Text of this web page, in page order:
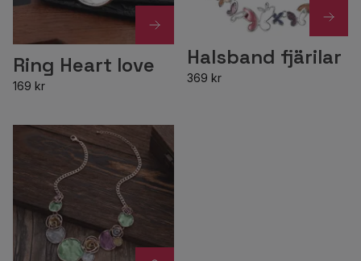
Ring Heart love
169 kr
Halsband fjärilar
369 kr